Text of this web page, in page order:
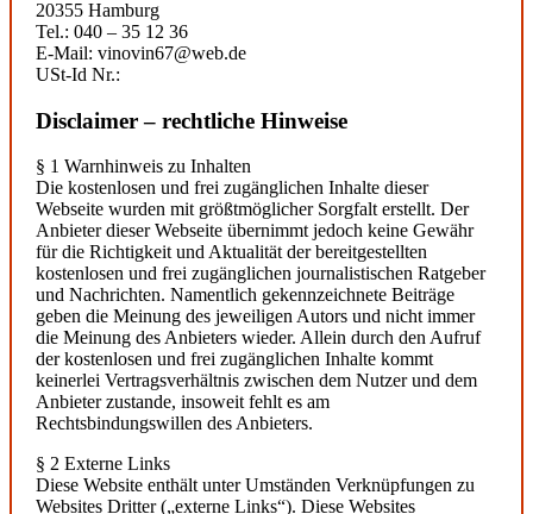
20355 Hamburg
Tel.: 040 – 35 12 36
E-Mail: vinovin67@web.de
USt-Id Nr.:
Disclaimer – rechtliche Hinweise
§ 1 Warnhinweis zu Inhalten
Die kostenlosen und frei zugänglichen Inhalte dieser
Webseite wurden mit größtmöglicher Sorgfalt erstellt. Der
Anbieter dieser Webseite übernimmt jedoch keine Gewähr
für die Richtigkeit und Aktualität der bereitgestellten
kostenlosen und frei zugänglichen journalistischen Ratgeber
und Nachrichten. Namentlich gekennzeichnete Beiträge
geben die Meinung des jeweiligen Autors und nicht immer
die Meinung des Anbieters wieder. Allein durch den Aufruf
der kostenlosen und frei zugänglichen Inhalte kommt
keinerlei Vertragsverhältnis zwischen dem Nutzer und dem
Anbieter zustande, insoweit fehlt es am
Rechtsbindungswillen des Anbieters.
§ 2 Externe Links
Diese Website enthält unter Umständen Verknüpfungen zu
Websites Dritter („externe Links“). Diese Websites